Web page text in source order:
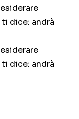
dice: andrà
dice: andrà